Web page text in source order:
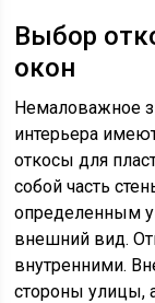
Выбор
окон
Немаловажное
интерьера
откосы для
собой часть
определенным
внешний вид.
внутренними.
стороны улицы,